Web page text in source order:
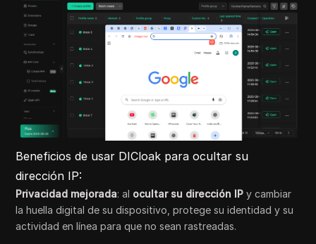
Beneficios de usar DICloak para ocultar su
dirección IP:
Privacidad mejorada: al ocultar su dirección IP y cambiar
la huella digital de su dispositivo, protege su identidad y su
actividad en línea para que no sean rastreadas.